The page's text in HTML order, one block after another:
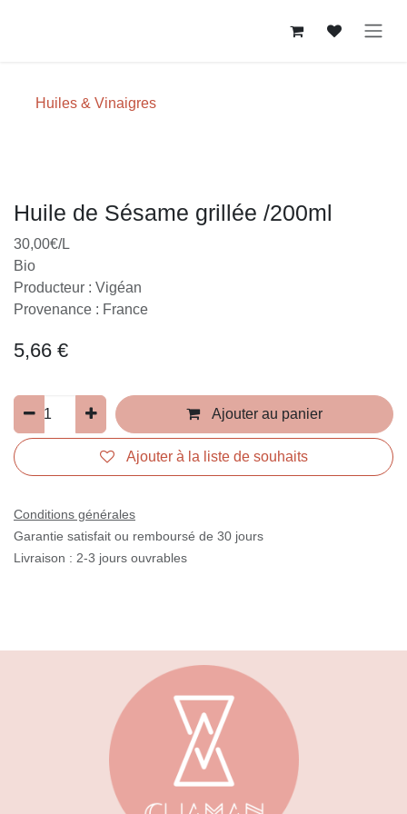
Huiles & Vinaigres
Huile de Sésame grillée /200ml
30,00€/L
Bio
Producteur : Vigéan
Provenance : France
5,66 €
Ajouter au panier
Ajouter à la liste de souhaits
Conditions générales
Garantie satisfait ou remboursé de 30 jours
Livraison : 2-3 jours ouvrables